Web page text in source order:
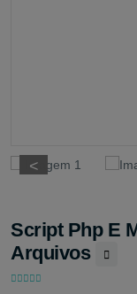
<
<
Script Php E
Arquivos